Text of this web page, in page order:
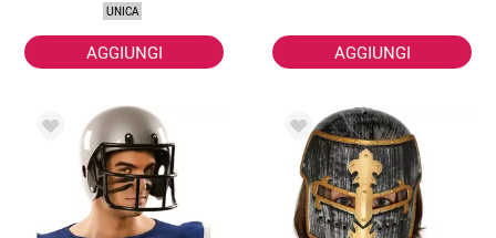
UNICA
AGGIUNGI AGGIUNGI